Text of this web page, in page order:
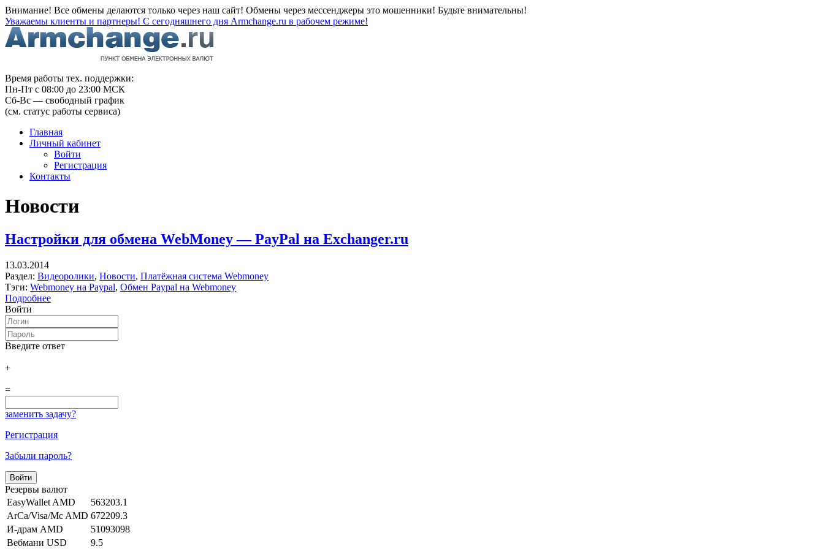
Внимание! Все обмены делаются только через наш сайт! Обмены через мессенджеры это мошенники! Будьте внимательны!
Уважаемы клиенты и партнеры! С сегодняшнего дня Armchange.ru в рабочем режиме!
Время работы тех. поддержки:
Пн-Пт с 08:00 до 23:00 МСК
Сб-Вс — свободный график
(см. статус работы сервиса)
Главная
Личный кабинет
Войти
Регистрация
Контакты
Новости
Настройки для обмена WebMoney — PayPal на Exchanger.ru
13.03.2014
Раздел: Видеоролики, Новости, Платёжная система Webmoney
Тэги: Webmoney на Paypal, Обмен Paypal на Webmoney
Подробнее
Войти
Введите ответ
+
=
заменить задачу?
Регистрация
Забыли пароль?
Резервы валют
EasyWallet AMD
563203.1
ArCa/Visa/Mc AMD 672209.3
И-драм AMD
51093098
Вебмани USD
9.5